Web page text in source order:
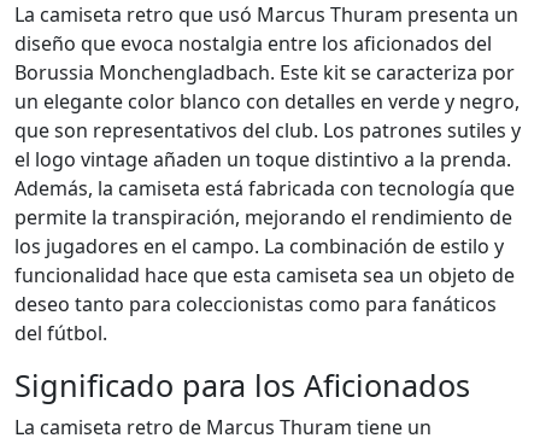
La camiseta retro que usó Marcus Thuram presenta un
diseño que evoca nostalgia entre los aficionados del
Borussia Monchengladbach. Este kit se caracteriza por
un elegante color blanco con detalles en verde y negro,
que son representativos del club. Los patrones sutiles y
el logo vintage añaden un toque distintivo a la prenda.
Además, la camiseta está fabricada con tecnología que
permite la transpiración, mejorando el rendimiento de
los jugadores en el campo. La combinación de estilo y
funcionalidad hace que esta camiseta sea un objeto de
deseo tanto para coleccionistas como para fanáticos
del fútbol.
Significado para los Aficionados
La camiseta retro de Marcus Thuram tiene un